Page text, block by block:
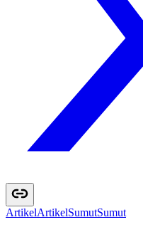
ArtikelArtikelSumutSumut